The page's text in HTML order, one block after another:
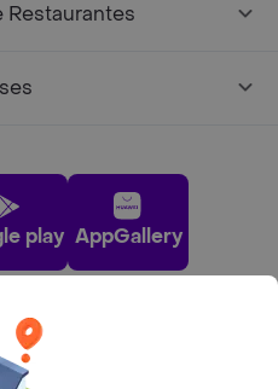
Restaurantes
play AppGallery
de ti